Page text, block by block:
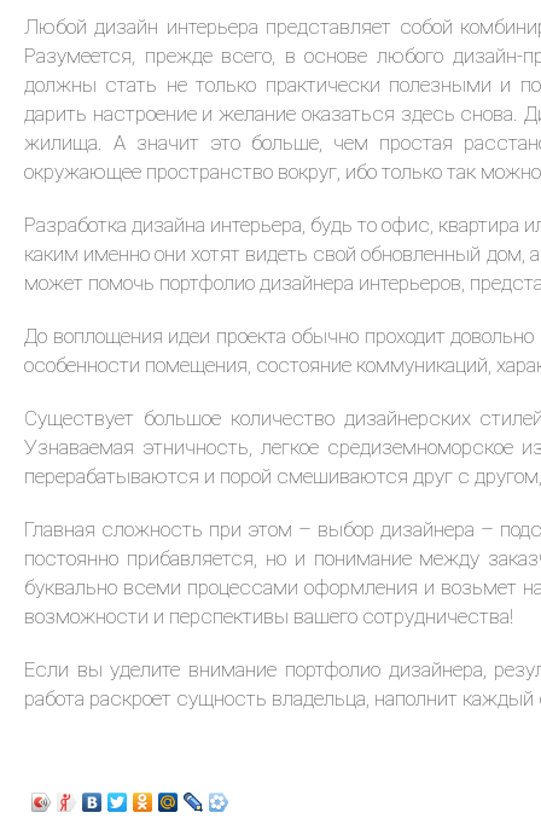
Любой дизайн интерьера представляет собой
Разумеется, прежде всего, в основе любого дизайн-
должны стать не только практически полезными и
дарить настроение и желание оказаться здесь снова.
жилища. А значит это больше, чем простая
окружающее пространство вокруг, ибо только так
Разработка дизайна интерьера, будь то офис,
каким именно они хотят видеть свой обновленный
может помочь портфолио дизайнера интерьеров,
До воплощения идеи проекта обычно проходит
особенности помещения, состояние коммуникаций,
Существует большое количество дизайнерских
Узнаваемая этничность, легкое средиземноморское
перерабатываются и порой смешиваются друг с
Главная сложность при этом – выбор дизайнера –
постоянно прибавляется, но и понимание между
буквально всеми процессами оформления и возьмет
возможности и перспективы вашего сотрудничества!
Если вы уделите внимание портфолио дизайнера,
работа раскроет сущность владельца, наполнит